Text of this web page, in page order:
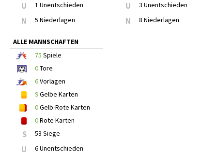
U 1 Unentschieden
N 5 Niederlagen
U 3 Unentschieden
N 8 Niederlagen
ALLE MANNSCHAFTEN
75 Spiele
0Tore
6Vorlagen
9Gelbe Karten
0Gelb-Rote Karten
0Rote Karten
S 53 Siege
U 6 Unentschieden